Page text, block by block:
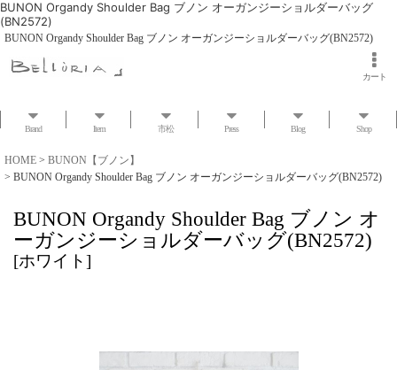
BUNON Organdy Shoulder Bag ブノン オーガンジーショルダーバッグ
(BN2572)
BUNON Organdy Shoulder Bag ブノン オーガンジーショルダーバッグ(BN2572)
カート
Brand Item 市松 Press Blog Shop
HOME > BUNON【ブノン】
> BUNON Organdy Shoulder Bag ブノン オーガンジーショルダーバッグ(BN2572)
BUNON Organdy Shoulder Bag ブノン オ
ーガンジーショルダーバッグ(BN2572)
[ホワイト]